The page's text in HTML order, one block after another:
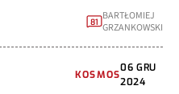
81 BARTŁOMIEJ
GRZANKOWSKI
KOSMOS
06 GRU
2024